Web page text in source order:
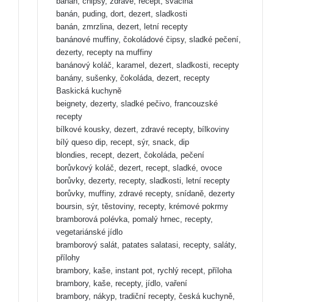
banán, puding, dort, dezert, sladkosti
banán, zmrzlina, dezert, letní recepty
banánové muffiny, čokoládové čipsy, sladké pečení,
dezerty, recepty na muffiny
banánový koláč, karamel, dezert, sladkosti, recepty
banány, sušenky, čokoláda, dezert, recepty
Baskická kuchyně
beignety, dezerty, sladké pečivo, francouzské
recepty
bílkové kousky, dezert, zdravé recepty, bílkoviny
bílý queso dip, recept, sýr, snack, dip
blondies, recept, dezert, čokoláda, pečení
borůvkový koláč, dezert, recept, sladké, ovoce
borůvky, dezerty, recepty, sladkosti, letní recepty
borůvky, muffiny, zdravé recepty, snídaně, dezerty
boursin, sýr, těstoviny, recepty, krémové pokrmy
bramborová polévka, pomalý hrnec, recepty,
vegetariánské jídlo
bramborový salát, patates salatasi, recepty, saláty,
přílohy
brambory, kaše, instant pot, rychlý recept, příloha
brambory, kaše, recepty, jídlo, vaření
brambory, nákyp, tradiční recepty, česká kuchyně,